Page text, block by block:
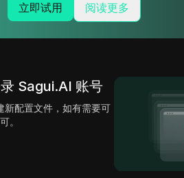
立即试用 阅读更多
Sagui.AI 账号
新配置文件，如有需要可
。